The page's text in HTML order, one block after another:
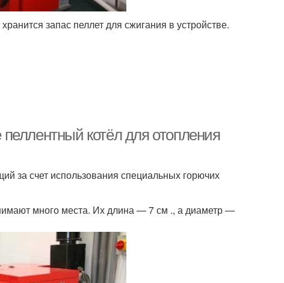
запас пеллет для сжигания в устройстве.
котёл для отопления
за счет использования специальных горючих
много места. Их длина — 7 см ., а диаметр —